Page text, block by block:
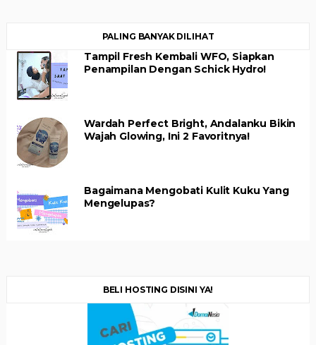
PALING BANYAK DILIHAT
Tampil Fresh Kembali WFO, Siapkan
Penampilan Dengan Schick Hydro!
Wardah Perfect Bright, Andalanku Bikin
Wajah Glowing, Ini 2 Favoritnya!
Bagaimana Mengobati Kulit Kuku Yang
Mengelupas?
BELI HOSTING DISINI YA!